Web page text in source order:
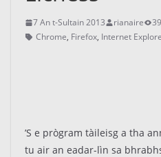
7 An t-Sultain 2013 rianaire
Chrome, Firefox, Internet
’S e prògram tàileisg a tha
tu air an eadar-lìn sa